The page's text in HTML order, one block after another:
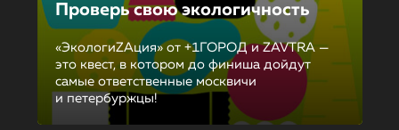
Проверь свою экологичность
«ЭкологиZAция» от +1ГОРОД и ZAVTRA —
это квест, в котором до финиша дойдут
самые ответственные москвичи
и петербуржцы!